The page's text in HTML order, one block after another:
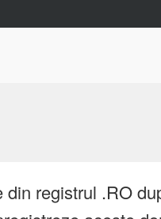
registrul .RO